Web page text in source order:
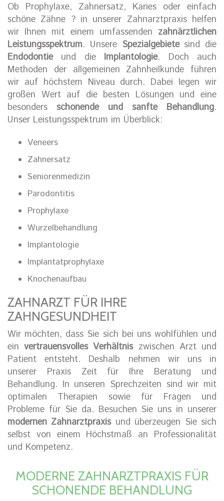
Ob Prophylaxe, Zahnersatz, Karies oder einfach
schöne Zähne ? in unserer Zahnarztpraxis helfen
wir Ihnen mit einem umfassenden zahnärztlichen
Leistungsspektrum. Unsere Spezialgebietesind die
Endodontieund die Implantologie. Doch auch
Methoden der allgemeinen Zahnheilkunde führen
wir auf höchstem Niveau durch. Dabei legen wir
großen Wert auf die besten Lösungen und eine
besonders schonende und sanfte Behandlung.
Unser Leistungsspektrum im Überblick:
Veneers
Zahnersatz
Seniorenmedizin
Parodontitis
Prophylaxe
Wurzelbehandlung
Implantologie
Implantatprophylaxe
Knochenaufbau
ZAHNARZT FÜR IHRE
ZAHNGESUNDHEIT
Wir möchten, dass Sie sich bei uns wohlfühlen und
einvertrauensvolles Verhältniszwischen Arzt und
Patient entsteht. Deshalb nehmen wir uns in
unserer Praxis Zeit für Ihre Beratung und
Behandlung. In unseren Sprechzeiten sind wir mit
optimalen Therapien sowie für Fragen und
Probleme für Sie da. Besuchen Sie uns in unserer
modernen Zahnarztpraxisund überzeugen Sie sich
selbst von einem Höchstmaß an Professionalität
und Kompetenz.
MODERNE ZAHNARZTPRAXIS FÜR
SCHONENDE BEHANDLUNG